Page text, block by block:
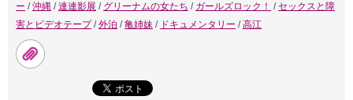
ー /沖縄 /連連影展 / グリーナムの女たち / ガールズロック！ /セックスと障
害とビデオテープ/外泊 /亀姉妹 / ドキュメンタリー /高江